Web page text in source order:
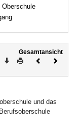
Gesamtansicht
Download
DruckenVorheriges
und das